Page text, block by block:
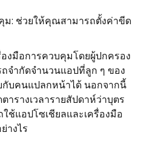
ม: ช่วยให้คุณสามารถตั้งค่าขีด
งมือการควบคุมโดยผู้ปกครอง
จำกัดจำนวนแอปที่ลูก ๆ ของ
บคนแปลกหน้าได้ นอกจากนี้
รางเวลารายสัปดาห์ว่าบุตร
ช้แอปโซเชียลและเครื่องมือ
างไร